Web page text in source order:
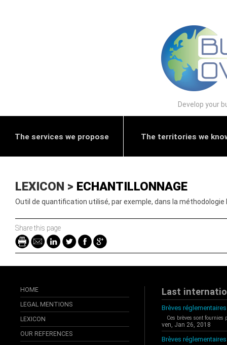
Develop your
The services we propose The territories we
LEXICON > ECHANTILLONNAGE
Outil de quantification utilisé, par exemple, dans la méthodologie
Share this page
HOME
LEGAL MENTIONS
LEXICON
OUR REFERENCES
Last
Brèves réglementaires
Ces brèves sont fournies
ven, Jan 26, 2018
Brèves